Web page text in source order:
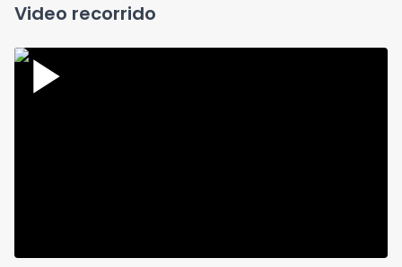
Video recorrido